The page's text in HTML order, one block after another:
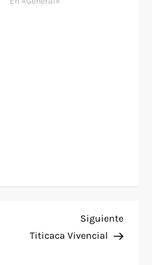
Siguiente
Titicaca Vivencial